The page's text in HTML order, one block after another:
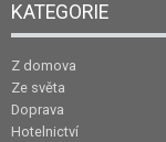
KATEGORIE
Z domova
Ze světa
Doprava
Hotelnictví